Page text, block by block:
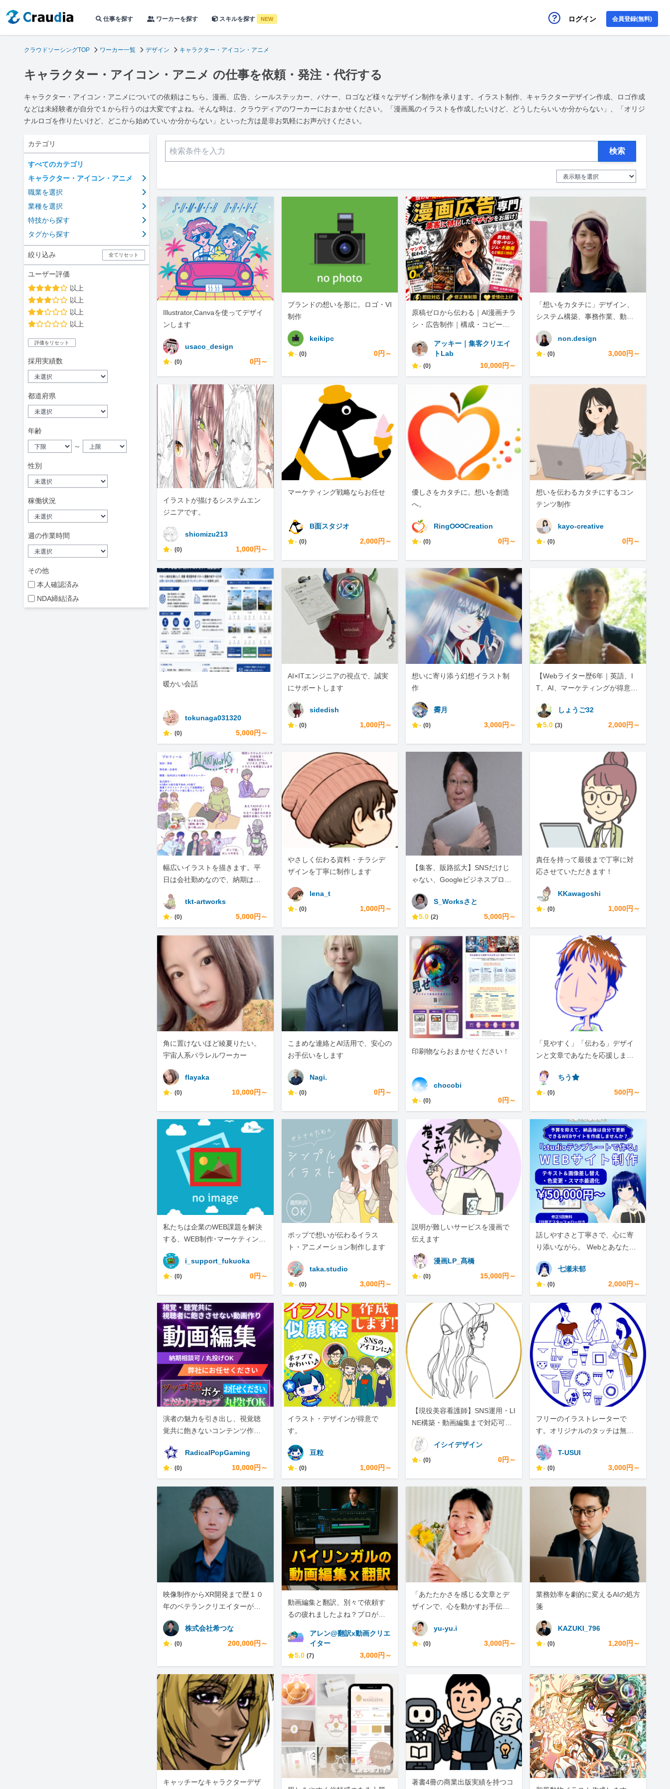
仕事を探す ワーカーを探す スキルを探す NEW ログイン 会員登録(無料)
クラウドソーシングTOP ワーカー一覧 デザイン キャラクター・アイコン・アニメ
キャラクター・アイコン・アニメ の仕事を依頼・発注・代行する
キャラクター・アイコン・アニメについての依頼はこちら。漫画、広告、シールステッカー、バナー、ロゴなど様々なデザイン制作を承ります。イラスト制作、キャラクターデザイン作成、ロゴ作成
などは未経験者が自分で１から行うのは大変ですよね。そんな時は、クラウディアのワーカーにおまかせください。「漫画風のイラストを作成したいけど、どうしたらいいか分からない」、「オリジ
ナルロゴを作りたいけど、どこから始めていいか分からない」といった方は是非お気軽にお声がけください。
カテゴリ
すべてのカテゴリ
キャラクター・アイコン・アニメ
職業を選択
業種を選択
特技から探す
タグから探す
絞り込み 全てリセット
ユーザー評価
以上
以上
以上
以上
評価をリセット
採用実績数
都道府県
年齢
～
性別
稼働状況
週の作業時間
その他
本人確認済み
NDA締結済み
検索
Illustrator,Canvaを使ってデザイ
ンします
usaco_design
- (0) 0円～
ブランドの想いを形に。ロゴ・VI
制作
keikipc
- (0) 0円～
原稿ゼロから伝わる｜AI漫画チラ
シ・広告制作｜構成・コピー・S
アッキー｜集客クリエイ
トLab
- (0) 10,000円～
「想いをカタチに」デザイン、
システム構築、事務作業、動画
non.design
- (0) 3,000円～
イラストが描けるシステムエン
ジニアです。
shiomizu213
- (0) 1,000円～
マーケティング戦略ならお任せ
B面スタジオ
- (0) 2,000円～
優しさをカタチに。想いを創造
へ。
RingO♾️Creation
- (0) 0円～
想いを伝わるカタチにするコン
テンツ制作
kayo-creative
- (0) 0円～
暖かい会話
tokunaga031320
- (0) 5,000円～
AI×ITエンジニアの視点で、誠実
にサポートします
sidedish
- (0) 1,000円～
想いに寄り添う幻想イラスト制
作
霽月
- (0) 3,000円～
【Webライター歴6年｜英語、I
T、AI、マーケティングが得意】
も対応可しょうご32
5.0 (3) 2,000円～
幅広いイラストを描きます。平
日は会社勤めなので、納期は要
tkt-artworks
- (0) 5,000円～
やさしく伝わる資料・チラシデ
ザインを丁寧に制作します
lena_t
- (0) 1,000円～
【集客、販路拡大】SNSだけじ
ゃない、Googleビジネスプロフ
ンサル（MEO×SNS設計）
S_Worksさと
5.0 (2) 5,000円～
責任を持って最後まで丁寧に対
応させていただきます！
KKawagoshi
- (0) 1,000円～
角に置けないほど綾夏りたい。
宇宙人系パラレルワーカー
flayaka
- (0) 10,000円～
こまめな連絡とAI活用で、安心の
お手伝いをします
Nagi.
- (0) 0円～
印刷物ならおまかせください！
chocobi
- (0) 0円～
「見やすく」「伝わる」デザイ
ンと文章であなたを応援しま
ちう⭐︎
- (0) 500円～
私たちは企業のWEB課題を解決
する、WEB制作･マーケティング
i_support_fukuoka
- (0) 0円～
ポップで想いが伝わるイラス
ト・アニメーション制作します
taka.studio
- (0) 3,000円～
説明が難しいサービスを漫画で
伝えます
漫画LP_髙橋
- (0) 15,000円～
話しやすさと丁寧さで、心に寄
り添いながら。 Webとあなたを
です。
七瀬未郁
- (0) 2,000円～
演者の魅力を引き出し、視覚聴
覚共に飽きないコンテンツ作り
RadicalPopGaming
- (0) 10,000円～
イラスト・デザインが得意で
す。
豆粒
- (0) 1,000円～
【現役美容看護師】SNS運用・LI
NE構築・動画編集まで対応可能
イシイデザイン
- (0) 0円～
フリーのイラストレーターで
す。オリジナルのタッチは無い
ん。
T-USUI
- (0) 3,000円～
映像制作からXR開発まで歴１０
年のベテランクリエイターが承
株式会社希つな
- (0) 200,000円～
動画編集と翻訳、別々で依頼す
るの疲れましたよね？プロが両
アレン@翻訳x動画クリエ
イター
5.0 (7) 3,000円～
「あたたかさを感じる文章とデ
ザインで、心を動かすお手伝い
yu-yu.i
- (0) 3,000円～
業務効率を劇的に変えるAIの処方
箋
KAZUKI_796
- (0) 1,200円～
キャッチーなキャラクターデザ
著書4冊の商業出版実績を持つコ